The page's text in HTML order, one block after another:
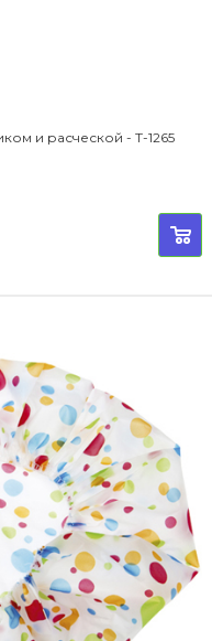
и расческой - T-1265